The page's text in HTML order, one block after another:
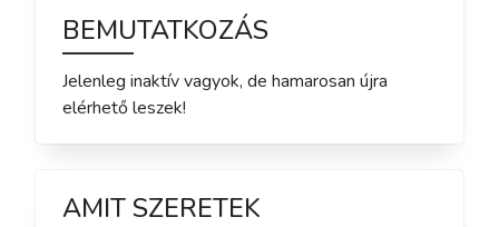
BEMUTATKOZÁS
Jelenleg inaktív vagyok, de hamarosan újra
elérhető leszek!
AMIT SZERETEK